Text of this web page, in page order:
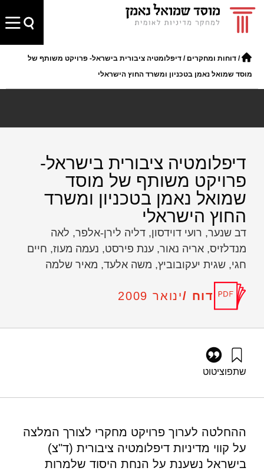
/ דוחות ומחקרים / דיפלומטיה ציבורית בישראל- פרויקט משותף של
מוסד שמואל נאמן בטכניון ומשרד החוץ הישראלי
דיפלומטיה ציבורית בישראל-
פרויקט משותף של מוסד
שמואל נאמן בטכניון ומשרד
החוץ הישראלי
דב שנער, רועי דוידסון, דליה לירן-אלפר, לאה
מנדלזיס, אריה נאור, ענת פירסט, נעמה מעוז, חיים
חגי, שגית יעקובוביץ, משה אלעד, מאיר שלמה
דוח /ינואר 2009
שתפוציטוט
https://doi.org/10.82514/study-israeli-public-diplomacy-joint-
project-neaman-institute-technion-ministry-foreign-affairs
ההחלטה לערוך פרויקט מחקרי לצורך המלצה
על קווי מדיניות דיפלומטיה ציבורית (ד"צ)
בישראל נשענת על הנחת היסוד שלמרות